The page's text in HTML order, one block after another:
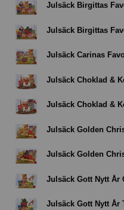
Julsäck Birgittas
Julsäck Birgittas
Julsäck Carinas
Julsäck Choklad &
Julsäck Choklad &
Julsäck Golden
Julsäck Golden
Julsäck Gott Nytt År
Julsäck Gott Nytt År